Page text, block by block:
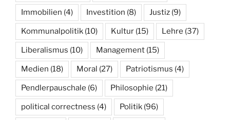
Immobilien (4) Investition (8) Justiz (9)
Kommunalpolitik (10) Kultur (15) Lehre (37)
Liberalismus (10) Management (15)
Medien (18) Moral (27) Patriotismus (4)
Pendlerpauschale (6) Philosophie (21)
political correctness (4) Politik (96)